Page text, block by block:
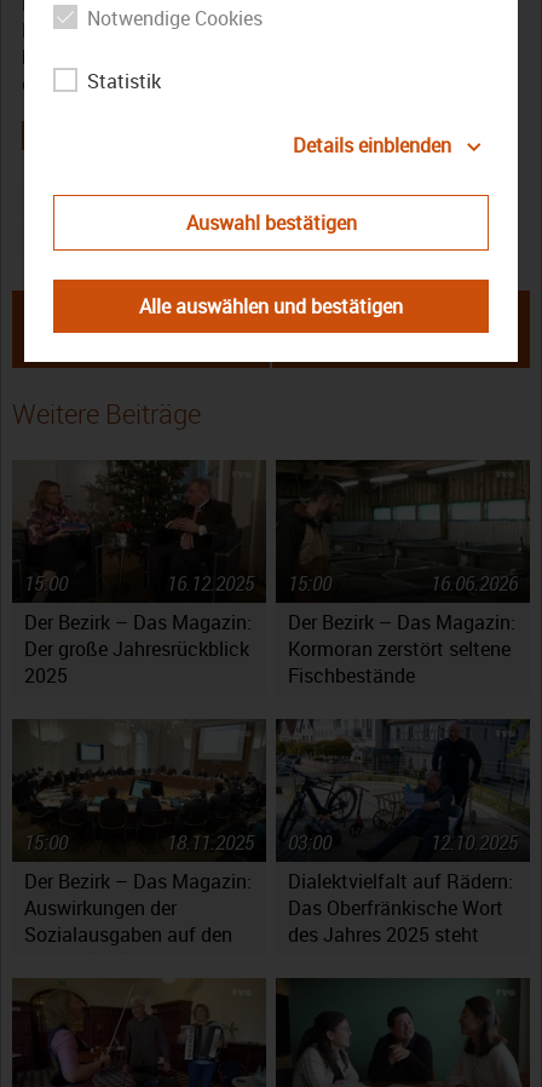
Meichela. Und Volksmusikant David Saam spielt den
beliebten Dreher „Dunna Wedda Margaret“. Warum? Das
erfahren Sie in „Allmalädda“.
← Allmalädda – Vorbericht: Von
„Dunna Wedda Margaret“ bis
Fünf Punkte für ein starkes
Oberfranken: Söder erhält
Weitere Beiträge
Der Bezirk – Das Magazin:
Der große Jahresrückblick
2025
16.12.2025
15:00
Der Bezirk – Das Magazin:
Kormoran zerstört seltene
Fischbestände
16.06.2026
15:00
Der Bezirk – Das Magazin:
Auswirkungen der
Sozialausgaben auf den
18.11.2025
15:00
Dialektvielfalt auf Rädern:
Das Oberfränkische Wort
des Jahres 2025 steht
12.10.2025
03:00
Notwendige Cookies
Statistik
Details einblenden
Auswahl bestätigen
Alle auswählen und bestätigen